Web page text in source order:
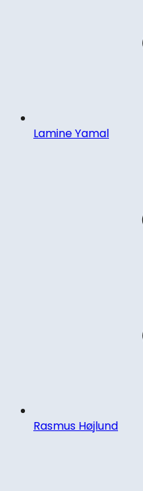
Lamine Yamal
Rasmus Højlund